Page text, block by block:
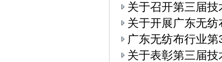
关于召开第三届
关于开展广东无
广东无纺布行业
关于表彰第三届